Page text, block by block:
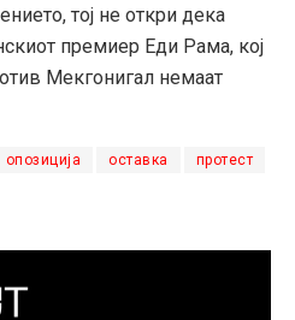
тој не откри дека
премиер Еди Рама, кој
Мекгонигал немаат
опозиција оставка протест